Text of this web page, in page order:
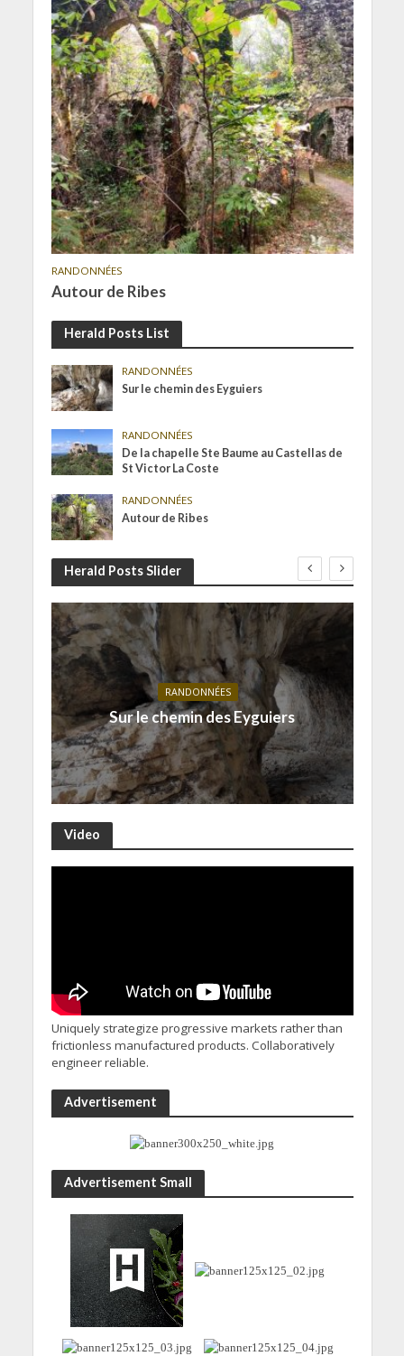
RANDONNÉES
Autour de Ribes
Herald Posts List
RANDONNÉES
Sur le chemin des Eyguiers
RANDONNÉES
De la chapelle Ste Baume au Castellas de
St Victor La Coste
RANDONNÉES
Autour de Ribes
Herald Posts Slider
RANDONNÉES
Sur le chemin des Eyguiers
Video
Uniquely strategize progressive markets rather than
frictionless manufactured products. Collaboratively
engineer reliable.
Advertisement
Advertisement Small